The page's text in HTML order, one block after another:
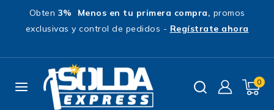
Obten 3% Menos en tu primera compra, promos
exclusivas y control de pedidos - Regístrate ahora
0